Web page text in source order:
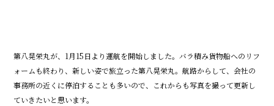
第八晃栄丸が、1月15日より運航を開始しました。バラ積み貨物船へのリフ
ォームも終わり、新しい姿で旅立った第八晃栄丸。航路からして、会社の
事務所の近くに停泊することも多いので、これからも写真を撮って更新し
ていきたいと思います。